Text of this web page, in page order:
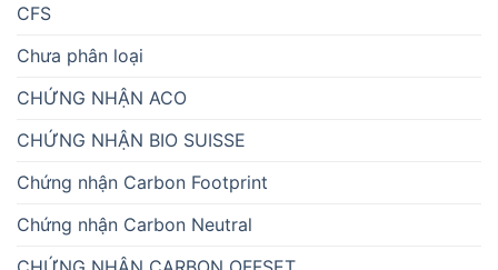
CFS
Chưa phân loại
CHỨNG NHẬN ACO
CHỨNG NHẬN BIO SUISSE
Chứng nhận Carbon Footprint
Chứng nhận Carbon Neutral